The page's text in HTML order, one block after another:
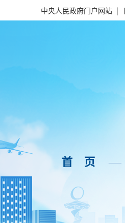
中央人民政府门户网站 |
首 页 ——